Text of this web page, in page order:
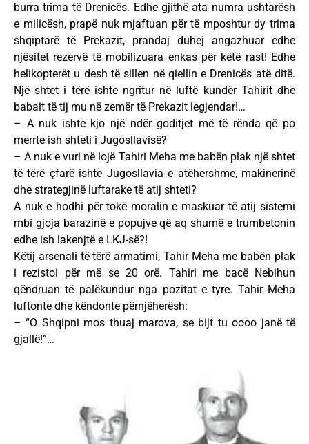
burra trima të Drenicës. Edhe gjithë ata numra ushtarësh
e milicësh, prapë nuk mjaftuan për të mposhtur dy trima
shqiptarë të Prekazit, prandaj duhej angazhuar edhe
njësitet rezervë të mobilizuara enkas për këtë rast! Edhe
helikopterët u desh të sillen në qiellin e Drenicës atë ditë.
Një shtet i tërë ishte ngritur në luftë kundër Tahirit dhe
babait të tij mu në zemër të Prekazit legjendar!…
– A nuk ishte kjo një ndër goditjet më të rënda që po
merrte ish shteti i Jugosllavisë?
– A nuk e vuri në lojë Tahiri Meha me babën plak një shtet
të tërë çfarë ishte Jugosllavia e atëhershme, makinerinë
dhe strategjinë luftarake të atij shteti?
A nuk e hodhi për tokë moralin e maskuar të atij sistemi
mbi gjoja barazinë e popujve që aq shumë e trumbetonin
edhe ish lakenjtë e LKJ-së?!
Këtij arsenali të tërë armatimi, Tahir Meha me babën plak
i rezistoi për më se 20 orë. Tahiri me bacë Nebihun
qëndruan të palëkundur nga pozitat e tyre. Tahir Meha
luftonte dhe këndonte përnjëherësh:
– “O Shqipni mos thuaj marova, se bijt tu oooo janë të
gjallë!”…